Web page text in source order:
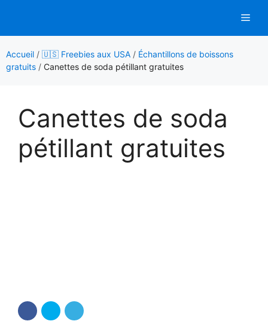
contenu
Accueil / 🇺🇸 Freebies aux USA / Échantillons de boissons
gratuits / Canettes de soda pétillant gratuites
Canettes de soda
pétillant gratuites